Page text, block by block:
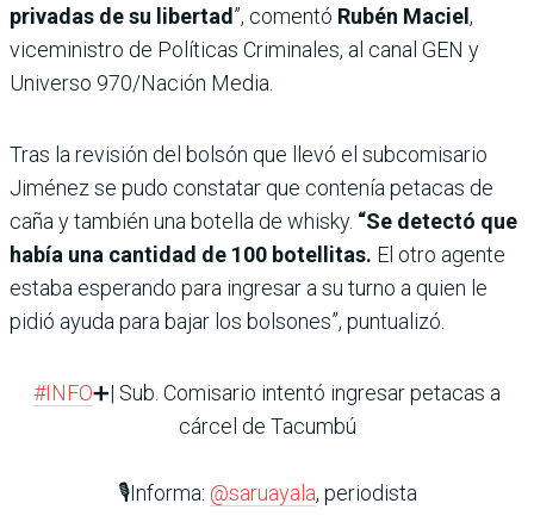
privadas de su libertad”, comentó Rubén Maciel,
viceministro de Políticas Criminales, al canal GEN y
Universo 970/Nación Media.
Tras la revisión del bolsón que llevó el subcomisario
Jiménez se pudo constatar que contenía petacas de
caña y también una botella de whisky. “Se detectó que
había una cantidad de 100 botellitas. El otro agente
estaba esperando para ingresar a su turno a quien le
pidió ayuda para bajar los bolsones”, puntualizó.
#INFO➕| Sub. Comisario intentó ingresar petacas a
cárcel de Tacumbú
🎙️Informa: @saruayala, periodista